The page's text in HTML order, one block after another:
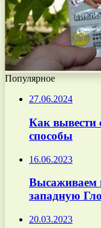
Популярное
27.06.2024
Как вывести
способы
16.06.2023
Высаживаем
западную
20.03.2023